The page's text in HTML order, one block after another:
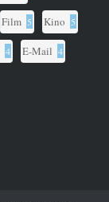
Film 5 Kino 5
4 E-Mail 4